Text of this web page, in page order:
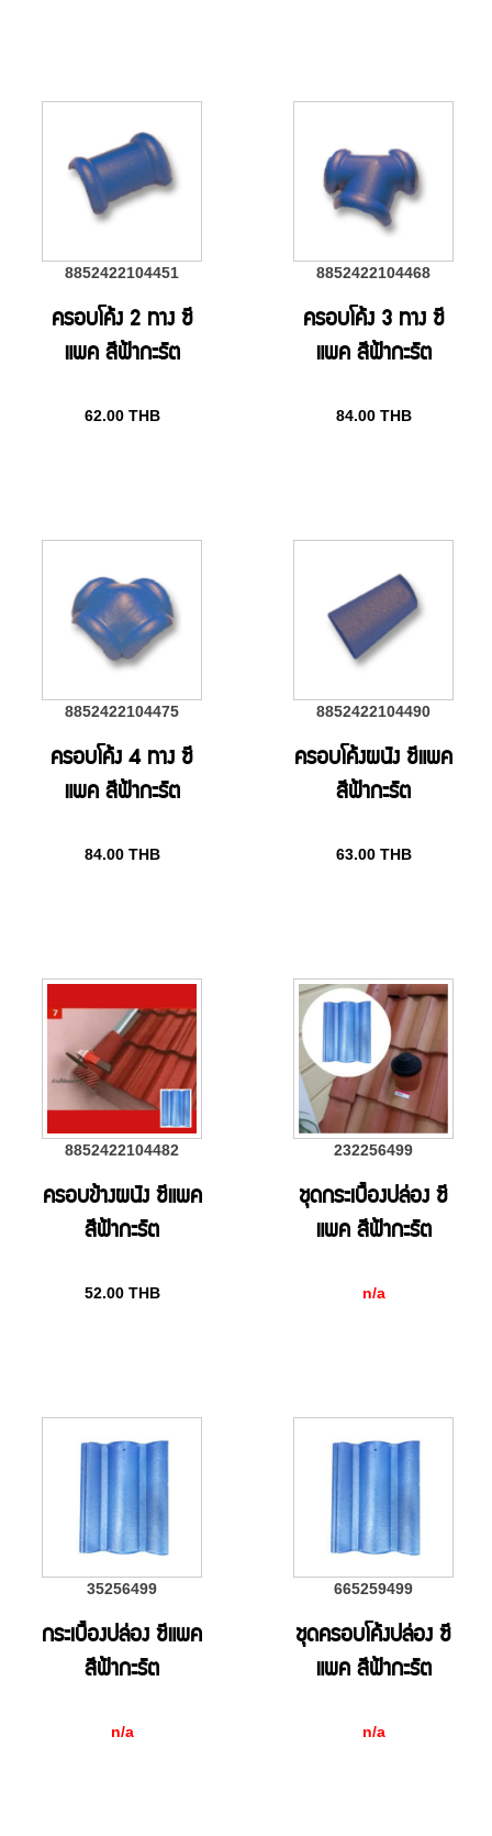
8852422104451
ครอบโค้ง 2 ทาง ซี
แพค สีฟ้ากะรัต
62.00 THB
8852422104468
ครอบโค้ง 3 ทาง ซี
แพค สีฟ้ากะรัต
84.00 THB
8852422104475
ครอบโค้ง 4 ทาง ซี
แพค สีฟ้ากะรัต
84.00 THB
8852422104490
ครอบโค้งผนัง ซีแพค
สีฟ้ากะรัต
63.00 THB
8852422104482
ครอบข้างผนัง ซีแพค
สีฟ้ากะรัต
52.00 THB
232256499
ชุดกระเบื้องปล่อง ซี
แพค สีฟ้ากะรัต
n/a
35256499
กระเบื้องปล่อง ซีแพค
สีฟ้ากะรัต
n/a
665259499
ชุดครอบโค้งปล่อง ซี
แพค สีฟ้ากะรัต
n/a